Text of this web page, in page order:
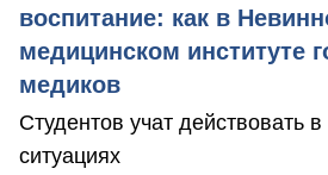
воспитание: как в
медицинском институте
медиков
Студентов учат действовать
ситуациях